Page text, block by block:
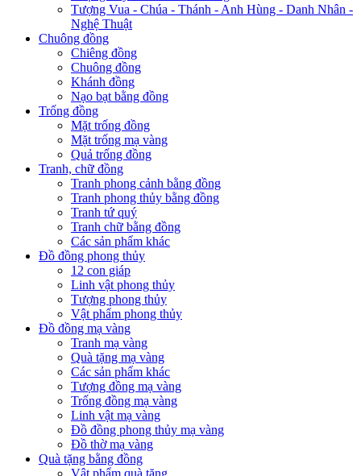
Tượng Vua - Chúa - Thánh - Anh Hùng - Danh Nhân -
Nghệ Thuật
Chuông đồng
Chiêng đồng
Chuông đồng
Khánh đồng
Nạo bạt bằng đồng
Trống đồng
Mặt trống đồng
Mặt trống mạ vàng
Quả trống đồng
Tranh, chữ đồng
Tranh phong cảnh bằng đồng
Tranh phong thủy bằng đồng
Tranh tứ quý
Tranh chữ bằng đồng
Các sản phẩm khác
Đồ đồng phong thủy
12 con giáp
Linh vật phong thủy
Tượng phong thủy
Vật phẩm phong thủy
Đồ đồng mạ vàng
Tranh mạ vàng
Quà tặng mạ vàng
Các sản phẩm khác
Tượng đồng mạ vàng
Trống đồng mạ vàng
Linh vật mạ vàng
Đồ đồng phong thủy mạ vàng
Đồ thờ mạ vàng
Quà tặng bằng đồng
Vật phẩm quà tặng